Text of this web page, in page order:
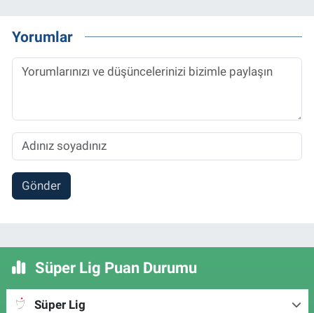
Yorumlar
Gönder
Süper Lig Puan Durumu
Süper Lig